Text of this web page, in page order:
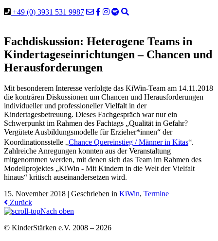
+49 (0) 3931 531 9987
Fachdiskussion: Heterogene Teams in
Kindertageseinrichtungen – Chancen und
Herausforderungen
Mit besonderem Interesse verfolgte das KiWin-Team am 14.11.2018
die konträren Diskussionen um Chancen und Herausforderungen
individueller und professioneller Vielfalt in der
Kindertagesbetreuung. Dieses Fachgespräch war nur ein
Schwerpunkt im Rahmen des Fachtags „Qualität in Gefahr?
Vergütete Ausbildungsmodelle für Erzieher*innen“ der
Koordinationsstelle „Chance Quereinstieg / Männer in Kitas“.
Zahlreiche Anregungen konnten aus der Veranstaltung
mitgenommen werden, mit denen sich das Team im Rahmen des
Modellprojektes „KiWin - Mit Kindern in die Welt der Vielfalt
hinaus“ kritisch auseinandersetzen wird.
15. November 2018 | Geschrieben in KiWin, Termine
Zurück
Nach oben
© KinderStärken e.V. 2008 – 2026